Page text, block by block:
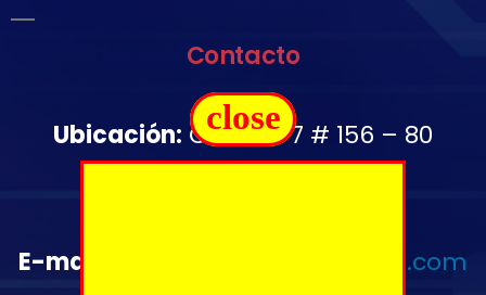
Contacto
Ubicación: Carrera 7 # 156 – 80
E-mail
administrativo@vas-sas.com
close